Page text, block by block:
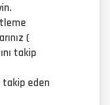
(
takip
takip eden